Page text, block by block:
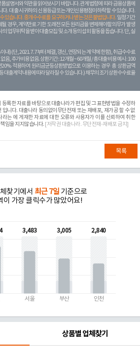
설명서와 약관을 읽어보시기 바랍니다. 관계 법령에 따라 금융상품에
. 대 출 시 귀하의 신용등급 또는 개인신용평점이 하락할 수 있습니다.
있습니다. 중개수수료를 요구하거나 받는 것은 불법입니다. 일정 기간
경우, 계약만료 기한 도래전 모든 원리금을 변제해야할 의무가 발생
업무위탁을 받아 대출모집 및 소개 등의 섭외 활동을 돕습니다. 단, 실
내) (단, 2021. 7. 7부터 체결, 갱신, 연장되는 계 약에 한함), 취급수수료
음, 추가비용 없음. 상환기간 : 12개월 ~ 60개월 / 총 대출 비용 예시 : 100
적용하여 원리금균등상환방법으로 이용하는 경우 총 상환금액
대출계약 내용에 따라 달라질 수 있습니다.) 채무의 조기 상환수수료율
등록한 자료를 바탕으로 대출나라가 편집 및 그 표현방법을 수정하
입니다. 대출나라 동의없이무단전재 또는 재배포, 재가공 할 수 없
라는 에 게재한 자료에 대한 오류와 사용자가 이를 신뢰하여 취한
임을 지지않습니다. [저작권 대출나라. 무단전재-재배포 금지]
목록
찾기에서 최근 7일 기준으로
이 가장 클릭수가 많았어요!
3,483
서울
3,005
부산
2,840
인천
상품별 업체찾기